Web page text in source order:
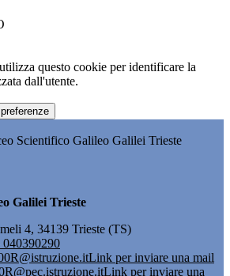
questo cookie per identificare la
dall'utente.
Scientifico Galileo Galilei Trieste
Galilei Trieste
4, 34139 Trieste (TS)
Link per inviare una mail
Link per inviare una